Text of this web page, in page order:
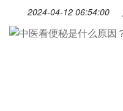
2024-04-12 06:54:00